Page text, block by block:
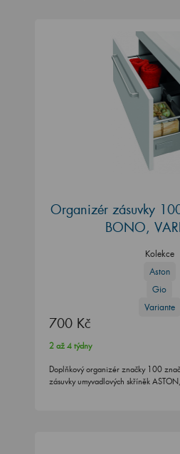
Organizér zásuvky
BONO,
Kolekce
Aston
Gio
Variante
700 Kč
2 až 4 týdny
Doplňkový organizér značky 100
zásuvky umyvadlových skříněk